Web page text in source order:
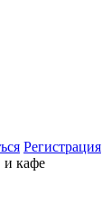
Регистрация
и кафе